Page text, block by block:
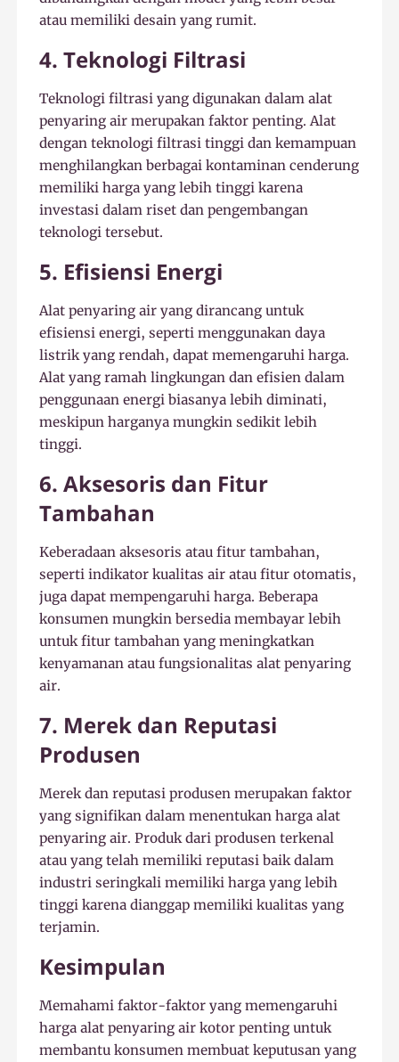
atau memiliki desain yang rumit.
4. Teknologi Filtrasi
Teknologi filtrasi yang digunakan dalam alat
penyaring air merupakan faktor penting. Alat
dengan teknologi filtrasi tinggi dan kemampuan
menghilangkan berbagai kontaminan cenderung
memiliki harga yang lebih tinggi karena
investasi dalam riset dan pengembangan
teknologi tersebut.
5. Efisiensi Energi
Alat penyaring air yang dirancang untuk
efisiensi energi, seperti menggunakan daya
listrik yang rendah, dapat memengaruhi harga.
Alat yang ramah lingkungan dan efisien dalam
penggunaan energi biasanya lebih diminati,
meskipun harganya mungkin sedikit lebih
tinggi.
6. Aksesoris dan Fitur
Tambahan
Keberadaan aksesoris atau fitur tambahan,
seperti indikator kualitas air atau fitur otomatis,
juga dapat mempengaruhi harga. Beberapa
konsumen mungkin bersedia membayar lebih
untuk fitur tambahan yang meningkatkan
kenyamanan atau fungsionalitas alat penyaring
air.
7. Merek dan Reputasi
Produsen
Merek dan reputasi produsen merupakan faktor
yang signifikan dalam menentukan harga alat
penyaring air. Produk dari produsen terkenal
atau yang telah memiliki reputasi baik dalam
industri seringkali memiliki harga yang lebih
tinggi karena dianggap memiliki kualitas yang
terjamin.
Kesimpulan
Memahami faktor-faktor yang memengaruhi
harga alat penyaring air kotor penting untuk
membantu konsumen membuat keputusan yang